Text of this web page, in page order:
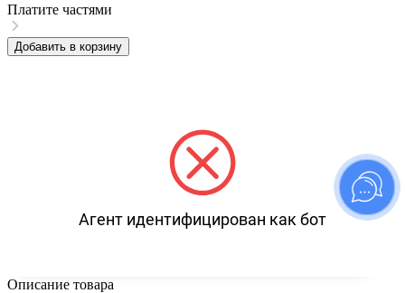
Платите частями
Добавить в корзину
Агент идентифицирован как бот
Описание товара
Используем файлы cookies для корректной работы сайта,
сбора аналитики и улучшения сервиса. Продолжая
пользоваться сайтом, вы соглашаетесь с